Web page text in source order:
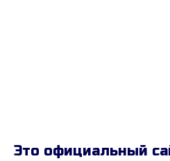
Это официальный